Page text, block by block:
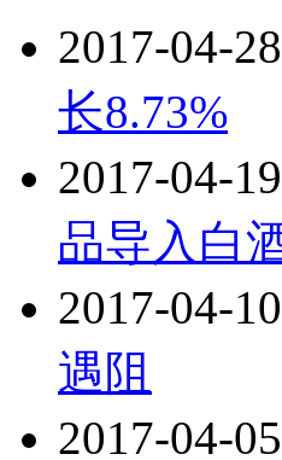
2017-04-28
长8.73%
2017-04-19
品导入白
2017-04-10
遇阻
2017-04-05